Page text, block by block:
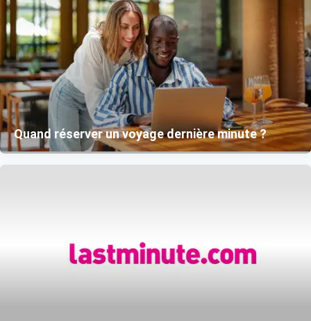
Quand réserver un voyage dernière minute ?